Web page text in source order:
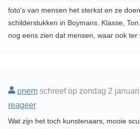
foto's van mensen het sterkst en ze
schilderstukken in Boymans. Klasse,
nog eens zien dat mensen, waar ook ter
onemschreef op zondag 2 januari
reageer
Wat zijn het toch kunstenaars, mooie